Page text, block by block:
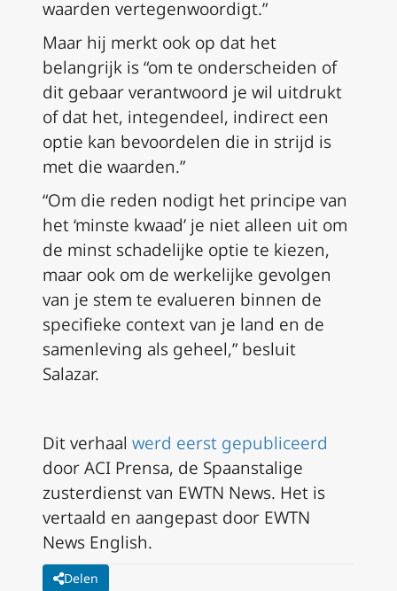
waarden vertegenwoordigt.”
Maar hij merkt ook op dat het
belangrijk is “om te onderscheiden of
dit gebaar verantwoord je wil uitdrukt
of dat het, integendeel, indirect een
optie kan bevoordelen die in strijd is
met die waarden.”
“Om die reden nodigt het principe van
het ‘minste kwaad’ je niet alleen uit om
de minst schadelijke optie te kiezen,
maar ook om de werkelijke gevolgen
van je stem te evalueren binnen de
specifieke context van je land en de
samenleving als geheel,” besluit
Salazar.
Dit verhaal werd eerst gepubliceerd
door ACI Prensa, de Spaanstalige
zusterdienst van EWTN News. Het is
vertaald en aangepast door EWTN
News English.
Delen